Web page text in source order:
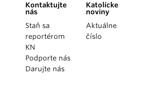
Kontaktujte
nás
Staň sa
reportérom
KN
Podporte nás
Darujte nás
Katolícke
noviny
Aktuálne
číslo